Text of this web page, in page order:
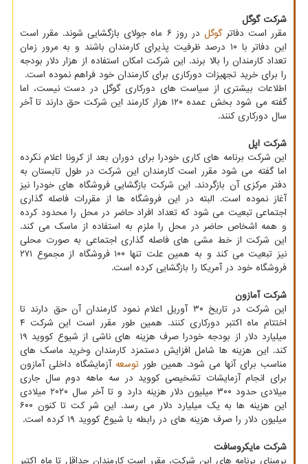
شرکت گوگل
مقرر است دفاترگوگل
در روز ۶ ماه جولای بازگشایی شوند. مقرر است
این دفاتر با ۱۰ درصد ظرفیت پذیرای کارمندان باشند و به مرور زمان
تعداد کارمندان را بالا برند. این شرکت امکان استفاده از هزار دلار بودجه
را برای خرید تجهیزات دورکاری برای کارمندان خود فراهم نموده است.
اطلاعات بیشتری از سیاست های دورکاری گوگل در دست نیست، اما
گفته می شود بخش عمده ۱۲۰ هزار کارمند این شرکت حق دارند تا آخر
سال دورکاری کنند.
شرکت اپل
این شرکت برنامه های کاری خودرا برای دوران بعد از کرونا اعلام نکرده
اما گفته می شود مقرر است کارمندان این شرکت در طول تابستان به
دفتر مرکزی آن بازگردند. این شرکت بازگشایی فروشگاه های خودرا نیز
آغاز نموده است. البته در این فروشگاه ها از مقررات فاصله گذاری
اجتماعی تبعیت می شود که تعداد افراد حاضر در محل را محدود کرده
و همه اشخاص حاضر در محل را ملزم به استفاده از ماسک می کند.
این شرکت از خط مشی های فاصله گذاری اجتماعی به صورت محلی
نیز تبعیت می کند و به همین علت تنها ۱۰۰ فروشگاه از مجموع ۲۷۱
فروشگاه خود در آمریکا را بازگشایی کرده است.
شرکت آمازون
این شرکت در تاریخ ۳۰ آوریل اعلام نمود کارمندان آن حق دارند تا
اختتام ماه اکتبر دورکاری کنند. همین طور مقرر است این شرکت ۴
میلیارد دلار از بودجه خودرا صرف هزینه های ناشی از شیوع کووید ۱۹
کند. این هزینه ها شامل افزایش دستمزد کارمندان وخرید ماسک های
مناسب برای آنها می شود. همین طور توسعه آزمایشگاه داخلی آمازون
برای انجام آزمایشات تشخیصی کووید در سه ماهه دوم سال جاری
میلادی حدود ۳۰۰ میلیون دلار هزینه دارد و تا آخر سال ۲۰۲۰ میلادی
این هزینه ها به یک میلیارد دلار می رسد. این شر کت تا کنون ۶۰۰
میلیون دلار را صرف هزینه های در رابطه با شیوع کووید ۱۹ کرده است.
شرکت مایکروسافت
برمبنای برنامه های این شرکت، مقرر است کارمندان حداقل تا ماه اکتبر